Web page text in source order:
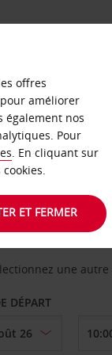
VOITURE
DE DÉPART
une
DÉPART
offres
améliorer
également nos
Pour
. En cliquant sur
ET FERMER